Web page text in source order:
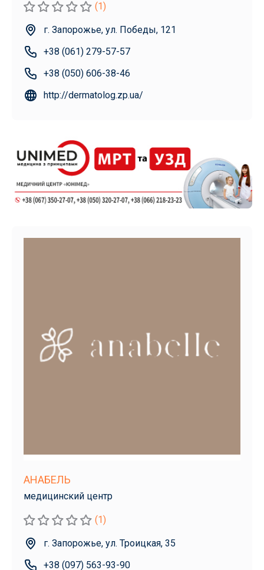
(1)
г. Запорожье, ул. Победы, 121
+38 (061) 279-57-57
+38 (050) 606-38-46
http://dermatolog.zp.ua/
АНАБЕЛЬ
медицинский центр
(1)
г. Запорожье, ул. Троицкая, 35
+38 (097) 563-93-90